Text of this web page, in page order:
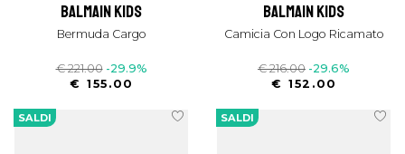
balmain kids
Bermuda Cargo
€ 221.00 -29.9%
€ 155.00
balmain kids
Camicia Con Logo Ricamato
€ 216.00 -29.6%
€ 152.00
SALDI SALDI